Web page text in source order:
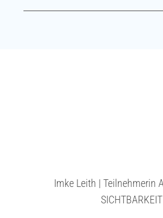
Imke Leith | Teilnehmerin
SICHTBARKEIT